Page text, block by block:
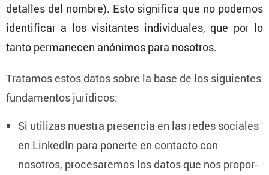
detalles del nombre). Esto signi­fica que no podemos
identi­ficar a los visitantes indivi­duales, que por lo
tanto perma­necen anónimos para nosotros.
Tratamos estos datos sobre la base de los siguientes
funda­mentos jurídicos:
Si utilizas nuestra presencia en las redes sociales
en LinkedIn para ponerte en contacto con
nosotros, proce­sa­remos los datos que nos propor­